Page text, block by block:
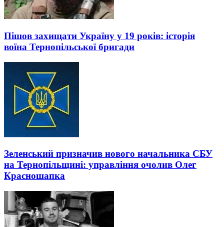
Пішов захищати Україну у 19 років: історія
воїна Тернопільської бригади
Зеленський призначив нового начальника СБУ
на Тернопільщині: управління очолив Олег
Красношапка